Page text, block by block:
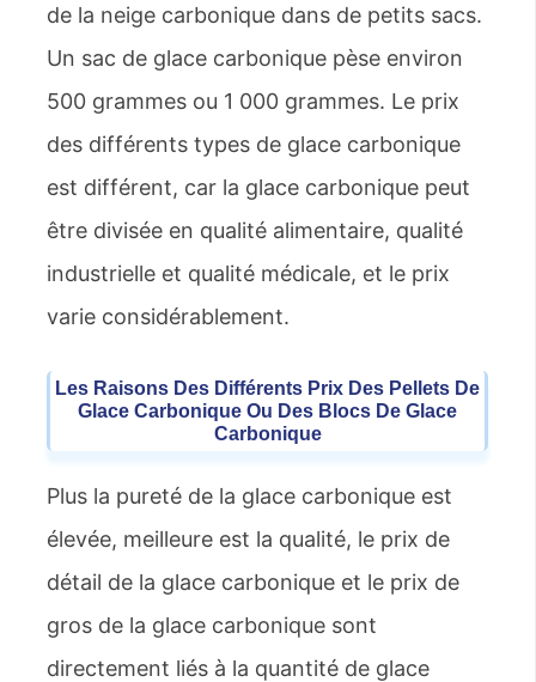
de la neige carbonique dans de petits sacs.
Un sac de glace carbonique pèse environ
500 grammes ou 1 000 grammes. Le prix
des différents types de glace carbonique
est différent, car la glace carbonique peut
être divisée en qualité alimentaire, qualité
industrielle et qualité médicale, et le prix
varie considérablement.
Les Raisons Des Différents Prix Des Pellets De
Glace Carbonique Ou Des Blocs De Glace
Carbonique
Plus la pureté de la glace carbonique est
élevée, meilleure est la qualité, le prix de
détail de la glace carbonique et le prix de
gros de la glace carbonique sont
directement liés à la quantité de glace